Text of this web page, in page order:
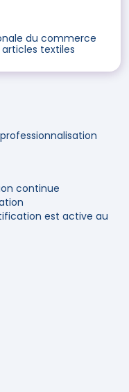
du commerce
textiles
continue
est active au